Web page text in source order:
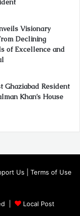
Visionary
Declining
of Excellence and
Ghaziabad Resident
Khan’s House
Us
Terms of Use
|
Local Post